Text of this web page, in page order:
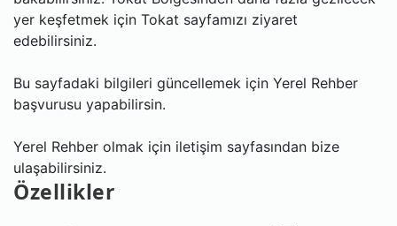
yer keşfetmek için Tokat sayfamızı ziyaret
edebilirsiniz.
Bu sayfadaki bilgileri güncellemek için Yerel Rehber
başvurusu yapabilirsin.
Yerel Rehber olmak için iletişim sayfasından bize
ulaşabilirsiniz.
Özellikler